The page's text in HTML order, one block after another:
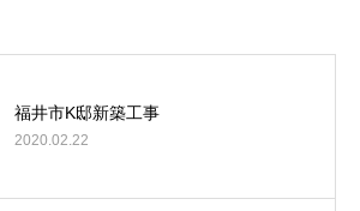
福井市K邸新築工事
2020.02.22